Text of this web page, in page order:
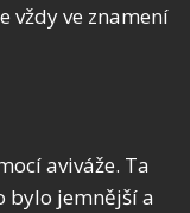
vždy ve znamení
aviváže. Ta
bylo jemnější a